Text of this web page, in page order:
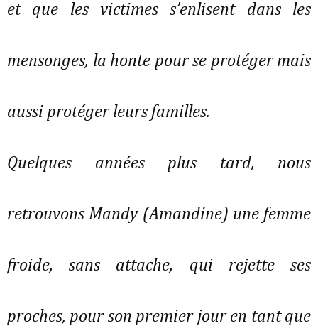
et que les victimes s’enlisent dans les
mensonges, la honte pour se protéger mais
aussi protéger leurs familles.
Quelques années plus tard, nous
retrouvons Mandy (Amandine) une femme
froide, sans attache, qui rejette ses
proches, pour son premier jour en tant que